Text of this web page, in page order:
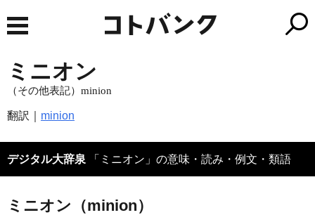
ミニオン
（その他表記）minion
翻訳｜ minion
デジタル大辞泉 「ミニオン」の意味・読み・例文・類語
ミニオン（minion）